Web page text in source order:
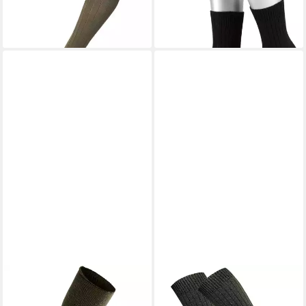
ab 13,95 €
WOOLPOWER Socken
Original Bundeswehr KSK
GAWILOSocken GWL 4er
Pack Army Kniestrümpfe